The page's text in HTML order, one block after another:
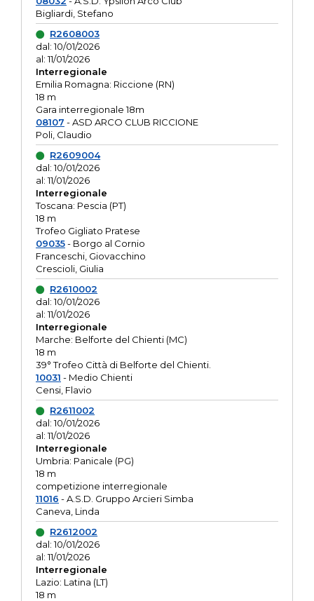
Bigliardi, Stefano
R2608003
dal: 10/01/2026
al: 11/01/2026
Interregionale
Emilia Romagna: Riccione (RN)
18 m
Gara interregionale 18m
08107 - ASD ARCO CLUB RICCIONE
Poli, Claudio
R2609004
dal: 10/01/2026
al: 11/01/2026
Interregionale
Toscana: Pescia (PT)
18 m
Trofeo Gigliato Pratese
09035- Borgo al Cornio
Franceschi, Giovacchino
Crescioli, Giulia
R2610002
dal: 10/01/2026
al: 11/01/2026
Interregionale
Marche: Belforte del Chienti (MC)
18 m
39° Trofeo Città di Belforte del Chienti.
10031 - Medio Chienti
Censi, Flavio
R2611002
dal: 10/01/2026
al: 11/01/2026
Interregionale
Umbria: Panicale (PG)
18 m
competizione interregionale
11016 - A.S.D. Gruppo Arcieri Simba
Caneva, Linda
R2612002
dal: 10/01/2026
al: 11/01/2026
Interregionale
Lazio: Latina (LT)
18 m